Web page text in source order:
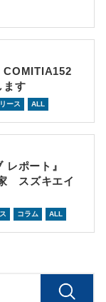
COMITIA152
ます
ース ALL
レポート』
スズキエイ
コラム ALL